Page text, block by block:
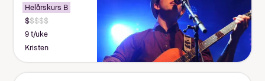
Helårskurs B
9 t/uke
Kristen